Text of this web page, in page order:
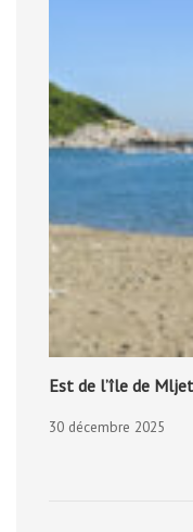
Est de l’île de Mljet
30 décembre 2025